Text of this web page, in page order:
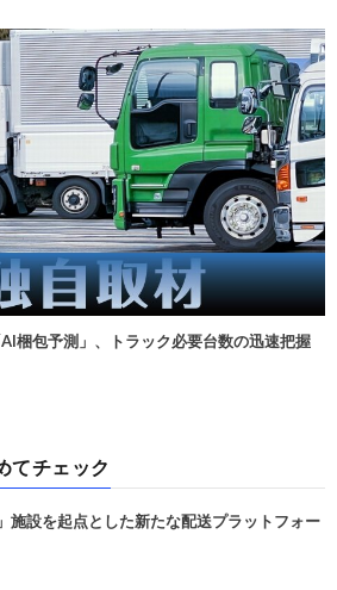
AI梱包予測」、トラック必要台数の迅速把握
てチェック
設を起点とした新たな配送プラットフォー